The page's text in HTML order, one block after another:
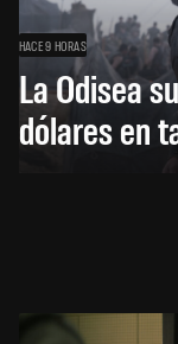
HACE 9 HORAS
La Odisea
dólares en